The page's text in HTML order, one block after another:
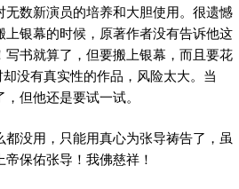
数新演员的培养和大胆使用。很遗憾
银幕的时候，原著作者没有告诉他这
书就算了，但要搬上银幕，而且要花
没有真实性的作品，风险太大。当
但他还是要试一试。
没用，只能用真心为张导祷告了，虽
保佑张导！我佛慈祥！